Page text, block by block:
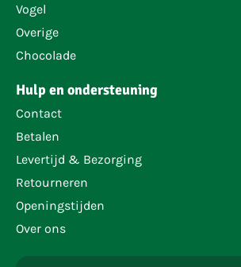
Vogel
Overige
Chocolade
Hulp en ondersteuning
Contact
Betalen
Levertijd & Bezorging
Retourneren
Openingstijden
Over ons